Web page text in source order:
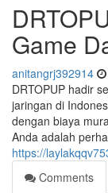
Game
anitangrj392914
DRTOPUP hadir
jaringan di
dengan biaya
Anda adalah
https://
Comments